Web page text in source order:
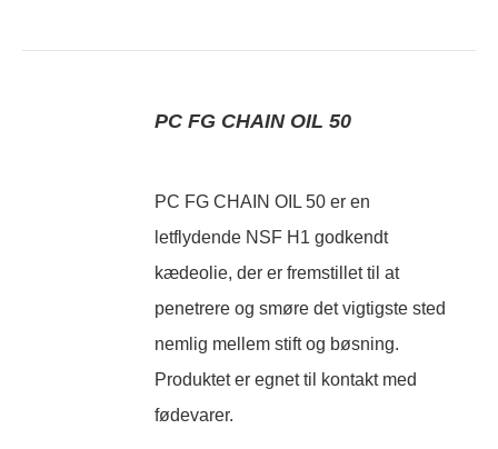
PC FG CHAIN OIL 50
PC FG CHAIN OIL 50 er en
letflydende NSF H1 godkendt
kædeolie, der er fremstillet til at
penetrere og smøre det vigtigste sted
nemlig mellem stift og bøsning.
Produktet er egnet til kontakt med
fødevarer.